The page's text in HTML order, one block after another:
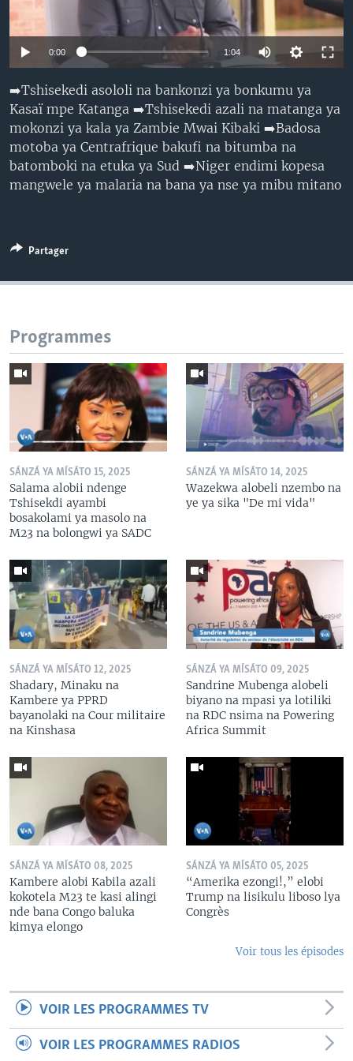
SPORTS
0:00 1:04
➡️Tshisekedi asololi na bankonzi ya bonkumu ya
Kasaï mpe Katanga ➡️Tshisekedi azali na matanga ya
mokonzi ya kala ya Zambie Mwai Kibaki ➡️Badosa
motoba ya Centrafrique bakufi na bitumba na
batomboki na etuka ya Sud ➡️Niger endimi kopesa
mangwele ya malaria na bana ya nse ya mibu mitano
Partager
Programmes
SÁNZÁ YA MÍSÁTO 15, 2025
Salama alobii ndenge
Tshisekdi ayambi
bosakolami ya masolo na
M23 na bolongwi ya SADC
SÁNZÁ YA MÍSÁTO 14, 2025
Wazekwa alobeli nzembo na
ye ya sika "De mi vida"
SÁNZÁ YA MÍSÁTO 12, 2025
Shadary, Minaku na
Kambere ya PPRD
bayanolaki na Cour militaire
na Kinshasa
SÁNZÁ YA MÍSÁTO 09, 2025
Sandrine Mubenga alobeli
biyano na mpasi ya lotiliki
na RDC nsima na Powering
Africa Summit
SÁNZÁ YA MÍSÁTO 08, 2025
Kambere alobi Kabila azali
kokotela M23 te kasi alingi
nde bana Congo baluka
kimya elongo
SÁNZÁ YA MÍSÁTO 05, 2025
“Amerika ezongi!,” elobi
Trump na lisikulu liboso lya
Congrès
Voir tous les épisodes
VOIR LES PROGRAMMES TV
VOIR LES PROGRAMMES RADIOS